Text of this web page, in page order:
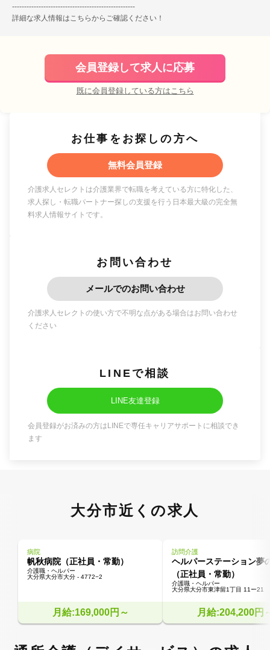
---------------------------------------------------
詳細な求人情報はこちらからご確認ください！
会員登録して求人に応募
既に会員登録している方はこちら
お仕事をお探しの方へ
無料会員登録
介護求人セレクトは介護業界で転職を考えている方に特化した、
求人探し・転職パートナー探しの支援を行う日本最大級の完全無
料求人情報サイトです。
お問い合わせ
メールでのお問い合わせ
介護求人セレクトの使い方で不明な点がある場合はお問い合わせ
ください
LINEで相談
LINE友達登録
会員登録がお済みの方はLINEで専任キャリアサポートに相談でき
ます
大分市近くの求人
病院
帆秋病院（正社員・常勤）
介護職・ヘルパー
大分県大分市大分 - 4772−2
月給:169,000円～
訪問介護
ヘルパーステーション夢
（正社員・常勤）
介護職・ヘルパー
大分県大分市東津留1丁目 11ー21
月給:204,200円